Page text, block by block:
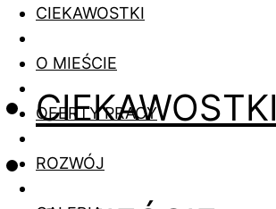
CIEKAWOSTKI
O MIEŚCIE
OFERTY PRACY
ROZWÓJ
CIEKAWOSTKI